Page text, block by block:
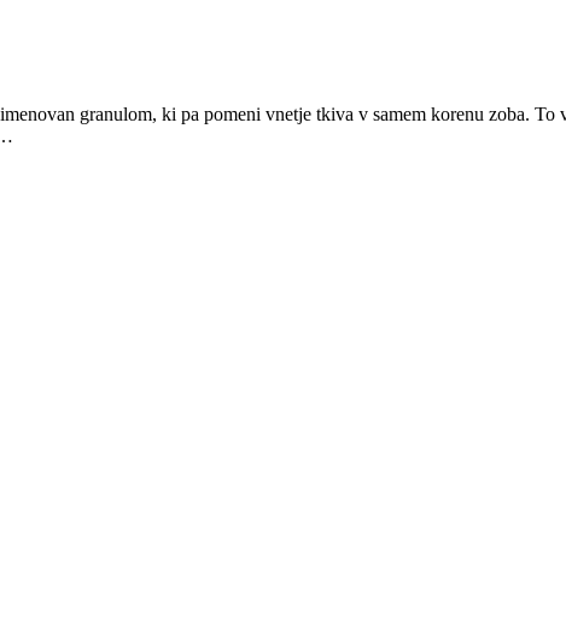
granulom, ki pa pomeni vnetje tkiva v samem korenu zoba.